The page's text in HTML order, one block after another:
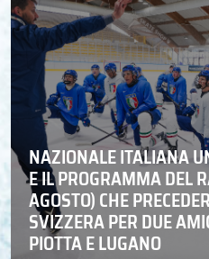
NAZIONALE ITALIANA
E IL PROGRAMMA DEL
AGOSTO) CHE
SVIZZERA PER DUE
PIOTTA E LUGANO